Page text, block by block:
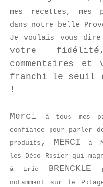
mes recettes, mes
dans notre belle
Je voulais vous dire
votre
commentaires
franchi le seuil
!
Merci
à tous mes
confiance pour parler
produits , MERCI à
les Déco Rosier qui
à Eric BRENCKLE
notamment sur le